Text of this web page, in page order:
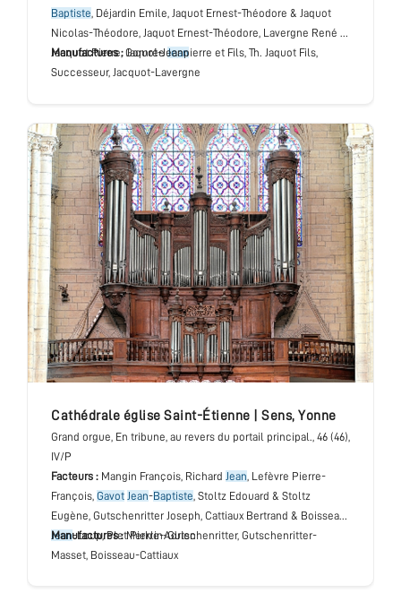
Baptiste, Déjardin Emile, Jaquot Ernest-Théodore & Jaquot
Nicolas-Théodore, Jaquot Ernest-Théodore, Lavergne René &
Jacquot Pierre, GomréeJean
Manufactures : Jaquot-Jeanpierre et Fils, Th. Jaquot Fils,
Successeur, Jacquot-Lavergne
cathédrale église Saint-Étienne Sens, Yonne
Grand orgue , En tribune, au revers du portail principal.
, 46 (46),
IV/P
Facteurs : Mangin François, Richard Jean , Lefèvre Pierre-
François, Gavot Jean-Baptiste , Stoltz Edouard & Stoltz
Eugène, Gutschenritter Joseph, Cattiaux Bertrand & Boisseau
Jean-Loup, Plet Pierre-Adrien
Manufactures : Merklin-Gutschenritter, Gutschenritter-
Masset, Boisseau-Cattiaux